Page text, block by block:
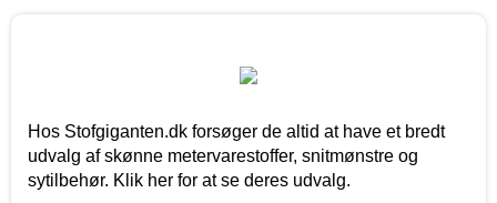
Hos Stofgiganten.dk forsøger de altid at have et bredt
udvalg af skønne metervarestoffer, snitmønstre og
sytilbehør. Klik her for at se deres udvalg.